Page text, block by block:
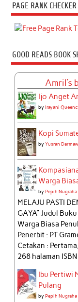
PAGE RANK CHECKER
GOOD READS BOOK
Amril's
Ijo Anget
byIrayani
Kopi
byYusran
Warga
byPepih Nugraha
MELAJU PASTI
GAYA" Judul
Warga Biasa
Penerbit : PT
Cetakan :
268 halaman
Ibu Pertiwi
Pulang
byPepih Nugraha